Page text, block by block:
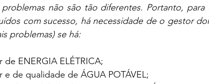
problemas não são tão diferentes.
Portanto, para
com sucesso, há necessidade de o gestor
problemas) se há:
de ENERGIA ELÉTRICA;
e de qualidade de ÁGUA POTÁVEL;